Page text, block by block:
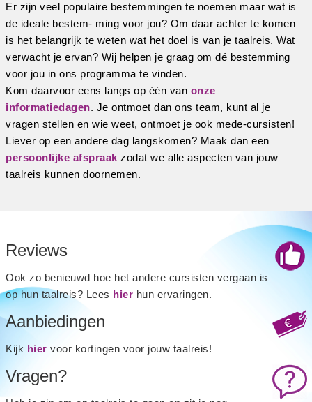
Er zijn veel populaire bestemmingen te noemen maar wat is
de ideale bestem- ming voor jou? Om daar achter te komen
is het belangrijk te weten wat het doel is van je taalreis. Wat
verwacht je ervan? Wij helpen je graag om dé bestemming
voor jou in ons programma te vinden.
Kom daarvoor eens langs op één van onze
informatiedagen. Je ontmoet dan ons team, kunt al je
vragen stellen en wie weet, ontmoet je ook mede-cursisten!
Liever op een andere dag langskomen? Maak dan een
persoonlijke afspraak zodat we alle aspecten van jouw
taalreis kunnen doornemen.
Reviews
Ook zo benieuwd hoe het andere cursisten vergaan is
op hun taalreis? Lees hier hun ervaringen.
Aanbiedingen
Kijk hier voor kortingen voor jouw taalreis!
Vragen?